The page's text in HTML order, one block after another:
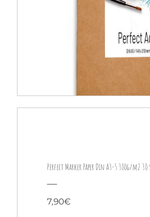
Perfect Marker Paper Din A3-5 300g/m2 30
7,90€Preis